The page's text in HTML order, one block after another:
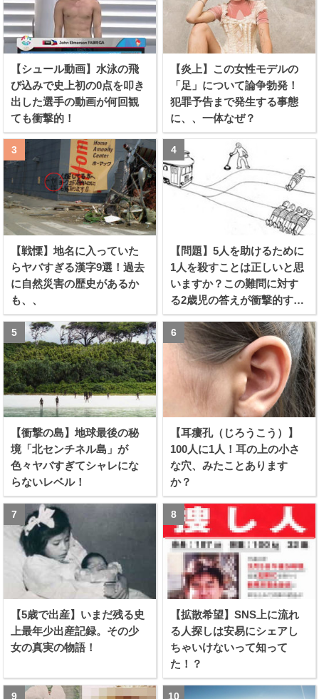
【シュール動画】水泳の飛
び込みで史上初の0点を叩き
出した選手の動画が何回観
ても衝撃的！
【炎上】この女性モデルの
「足」について論争勃発！
犯罪予告まで発生する事態
に、、一体なぜ？
【戦慄】地名に入っていた
らヤバすぎる漢字9選！過去
に自然災害の歴史があるか
も、、
【問題】5人を助けるために
1人を殺すことは正しいと思
いますか？この難問に対す
る2歳児の答えが衝撃的すぎ
る！！
【衝撃の島】地球最後の秘
境「北センチネル島」が
色々ヤバすぎてシャレにな
らないレベル！
【耳瘻孔（じろうこう）】
100人に1人！耳の上の小さ
な穴、みたことあります
か？
【5歳で出産】いまだ残る史
上最年少出産記録。その少
女の真実の物語！
【拡散希望】SNS上に流れ
る人探しは安易にシェアし
ちゃいけないって知って
た！？